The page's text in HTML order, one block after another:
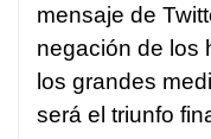
mensaje de
negación de los
los grandes
será el triunfo